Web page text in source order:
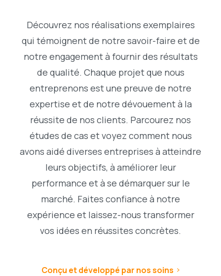
Découvrez nos réalisations exemplaires
qui témoignent de notre savoir-faire et de
notre engagement à fournir des résultats
de qualité. Chaque projet que nous
entreprenons est une preuve de notre
expertise et de notre dévouement à la
réussite de nos clients. Parcourez nos
études de cas et voyez comment nous
avons aidé diverses entreprises à atteindre
leurs objectifs, à améliorer leur
performance et à se démarquer sur le
marché. Faites confiance à notre
expérience et laissez-nous transformer
vos idées en réussites concrètes.
Conçu et développé par nos soins